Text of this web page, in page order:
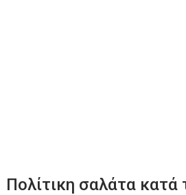
Πολίτικη σαλάτα κατά